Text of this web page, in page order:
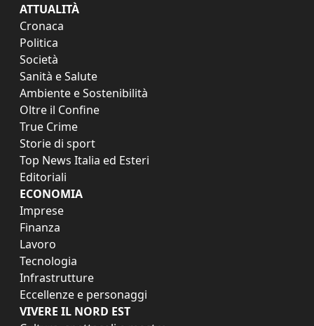
ATTUALITÀ
Cronaca
Politica
Società
Sanità e Salute
Ambiente e Sostenibilità
Oltre il Confine
True Crime
Storie di sport
Top News Italia ed Esteri
Editoriali
ECONOMIA
Imprese
Finanza
Lavoro
Tecnologia
Infrastrutture
Eccellenze e personaggi
VIVERE IL NORD EST